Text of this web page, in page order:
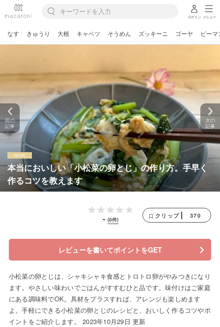
ログイン メニュー
なす きゅうり 大根 キャベツ そうめん ズッキーニ ゴーヤ ピーマ
本当においしい「小松菜の卵とじ」の作り方。手早く
作るコツを教えます
前の
記事
次の
記事
- (0件)
クリップ 370
レビューを書いてポイントをGET
小松菜の卵とじは、シャキシャキ食感とトロトロ卵がやみつきになり
ます。やさしい味わいでごはんがすすむひと品です。味付けはご家庭
にある調味料でOK。具材をプラスすれば、アレンジも楽しめます
よ。手軽にできる小松菜の卵とじのレシピと、おいしく作るコツやポ
イントをご紹介します。 2023年10月29日 更新